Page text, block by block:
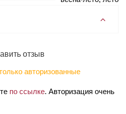
отзыв
авторизованные
по ссылке. Авторизация очень